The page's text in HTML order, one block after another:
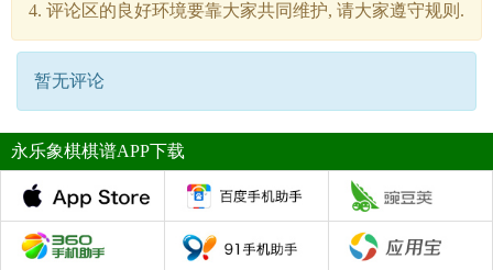
4. 评论区的良好环境要靠大家共同维护, 请大家遵守规则.
暂无评论
永乐象棋棋谱APP下载